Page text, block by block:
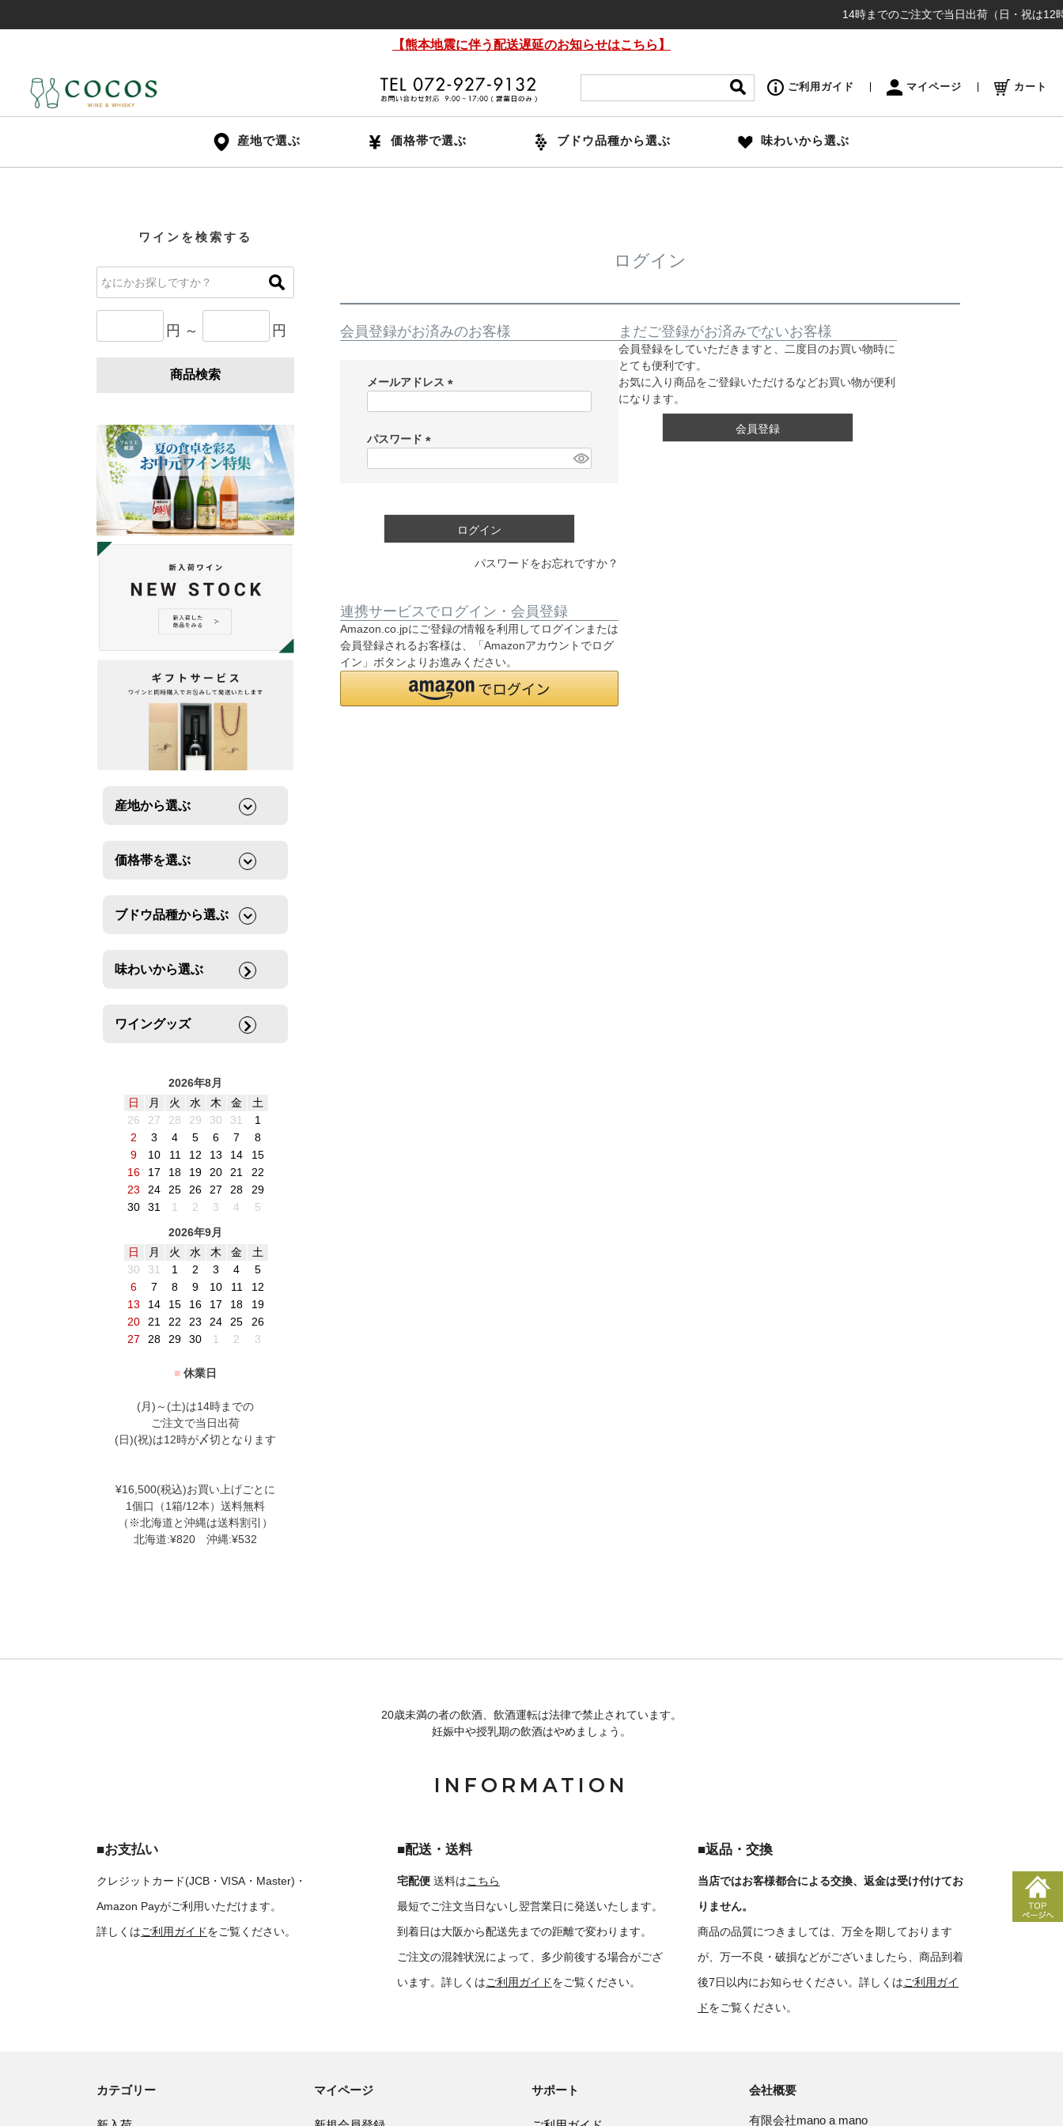
14時までのご注文で当日出荷（日・祝は12時
【熊本地震に伴う配送遅延のお知らせはこちら】
ご利用ガイド マイページ カート
産地で選ぶ 価格帯で選ぶ ブドウ品種から選ぶ 味わいから選ぶ
ワインを検索する
円 ～ 円
商品検索
産地から選ぶ
価格帯を選ぶ
ブドウ品種から選ぶ
味わいから選ぶ
ワイングッズ
2026年8月
日
月 火 水 木 金
土
26
27 28 29 30 31
1
2
3 4 5 6 7
8
9
10 11 12 13 14
15
16
17 18 19 20 21
22
23
24 25 26 27 28
29
30
31 1 2 3 4
5
2026年9月
日
月 火 水 木 金
土
30
31 1 2 3 4
5
6
7 8 9 10 11
12
13
14 15 16 17 18
19
20
21 22 23 24 25
26
27
28 29 30 1 2 3
■ 休業日
(月)～(土)は14時までの
ご注文で当日出荷
(日)(祝)は12時が〆切となります
¥16,500(税込)お買い上げごとに
1個口（1箱/12本）送料無料
（※北海道と沖縄は送料割引）
北海道:¥820 沖縄:¥532
ログイン
会員登録がお済みのお客様
メールアドレス
)
パスワード
ログイン
パスワードをお忘れですか？
連携サービスでログイン・会員登録
Amazon.co.jpにご登録の情報を利用してログインまたは
会員登録されるお客様は、「Amazonアカウントでログ
イン」ボタンよりお進みください。
まだご登録がお済みでないお客様
会員登録をしていただきますと、二度目のお買い物時に
とても便利です。
お気に入り商品をご登録いただけるなどお買い物が便利
になります。
会員登録
20歳未満の者の飲酒、飲酒運転は法律で禁止されています。
妊娠中や授乳期の飲酒はやめましょう。
INFORMATION
■お支払い
クレジットカード(JCB・VISA・Master)・
Amazon Payがご利用いただけます。
詳しくはご利用ガイドをご覧ください。
■配送・送料
宅配便 送料はこちら
最短でご注文当日ないし翌営業日に発送いたします。
到着日は大阪から配送先までの距離で変わります。
ご注文の混雑状況によって、多少前後する場合がござ
います。詳しくはご利用ガイドをご覧ください。
■返品・交換
当店ではお客様都合による交換、返金は受け付けてお
りません。
商品の品質につきましては、万全を期しております
が、万一不良・破損などがございましたら、商品到着
後7日以内にお知らせください。詳しくはご利用ガイ
ドをご覧ください。
カテゴリー マイページ サポート 会社概要
有限会社mano a mano